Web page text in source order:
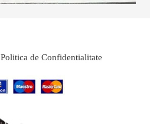
Politica de Confidentialitate